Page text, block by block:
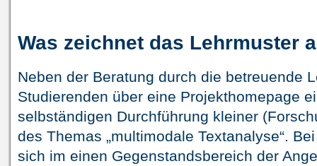
Was zeichnet das Lehrmuster
Neben der Beratung durch die betreuende
Studierenden über eine Projekthomepage
selbständigen Durchführung kleiner
des Themas „multimodale Textanalyse“.
sich im einen Gegenstandsbereich der